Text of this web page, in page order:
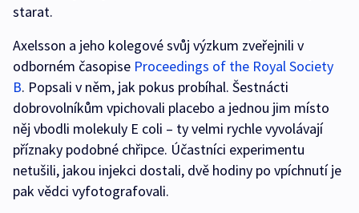
starat.
Axelsson a jeho kolegové svůj výzkum zveřejnili v
odborném časopise Proceedings of the Royal Society
B. Popsali v něm, jak pokus probíhal. Šestnácti
dobrovolníkům vpichovali placebo a jednou jim místo
něj vbodli molekuly E coli – ty velmi rychle vyvolávají
příznaky podobné chřipce. Účastníci experimentu
netušili, jakou injekci dostali, dvě hodiny po vpíchnutí je
pak vědci vyfotografovali.